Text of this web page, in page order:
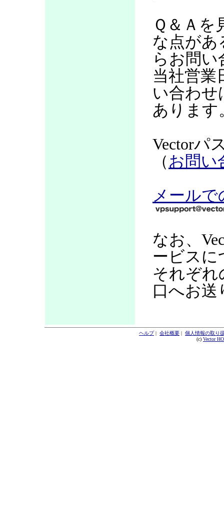
Ｑ＆Ａを
な点があ
らお問い
当社営業
い合わせ
あります
Vectorパ
（ お問い
メール
なお、
ービスに
それぞれ
口へお送
ヘルプ| 会社概要 | 個人情報の取り
(c) Vector